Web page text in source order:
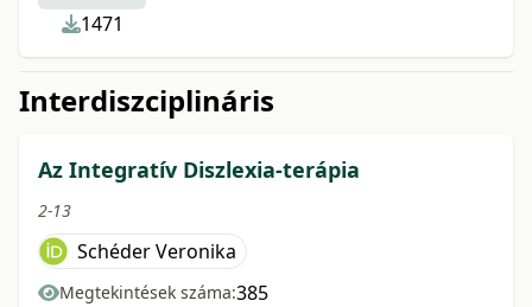
1471
Interdiszciplináris
Az Integratív Diszlexia-terápia
2-13
Schéder Veronika
Megtekintések száma:385